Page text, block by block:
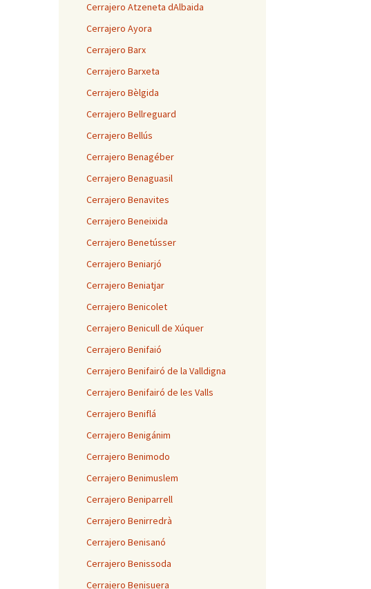
Cerrajero Atzeneta dAlbaida
Cerrajero Ayora
Cerrajero Barx
Cerrajero Barxeta
Cerrajero Bèlgida
Cerrajero Bellreguard
Cerrajero Bellús
Cerrajero Benagéber
Cerrajero Benaguasil
Cerrajero Benavites
Cerrajero Beneixida
Cerrajero Benetússer
Cerrajero Beniarjó
Cerrajero Beniatjar
Cerrajero Benicolet
Cerrajero Benicull de Xúquer
Cerrajero Benifaió
Cerrajero Benifairó de la Valldigna
Cerrajero Benifairó de les Valls
Cerrajero Beniflá
Cerrajero Benigánim
Cerrajero Benimodo
Cerrajero Benimuslem
Cerrajero Beniparrell
Cerrajero Benirredrà
Cerrajero Benisanó
Cerrajero Benissoda
Cerrajero Benisuera